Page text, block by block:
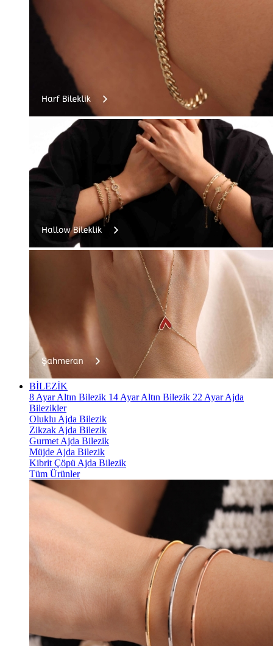
BİLEZİK
8 Ayar Altın Bilezik 14 Ayar Altın Bilezik 22 Ayar Ajda
Bilezikler
Oluklu Ajda Bilezik
Zikzak Ajda Bilezik
Gurmet Ajda Bilezik
Müjde Ajda Bilezik
Kibrit Çöpü Ajda Bilezik
Tüm Ürünler